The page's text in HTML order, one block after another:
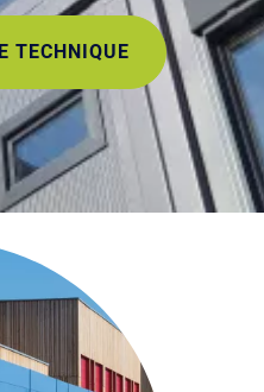
TECHNIQUE